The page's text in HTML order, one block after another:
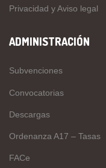
Privacidad y Aviso legal
ADMINISTRACIÓN
Subvenciones
Convocatorias
Descargas
Ordenanza A17 – Tasas
FACe